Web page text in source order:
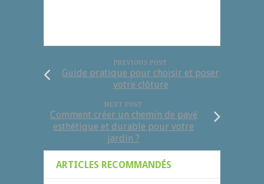
PREVIOUS POST
Guide pratique pour choisir et poser
votre clôture
NEXT POST
Comment créer un chemin de pavé
esthétique et durable pour votre
jardin ?
ARTICLES RECOMMANDÉS